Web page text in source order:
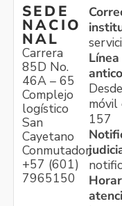
SEDE
NACIO
NAL
Carrera
85D No.
46A – 65
Complejo
logístico
San
Cayetano
Conmutador:
+57 (601)
7965150
Línea
Desde
móvil
157